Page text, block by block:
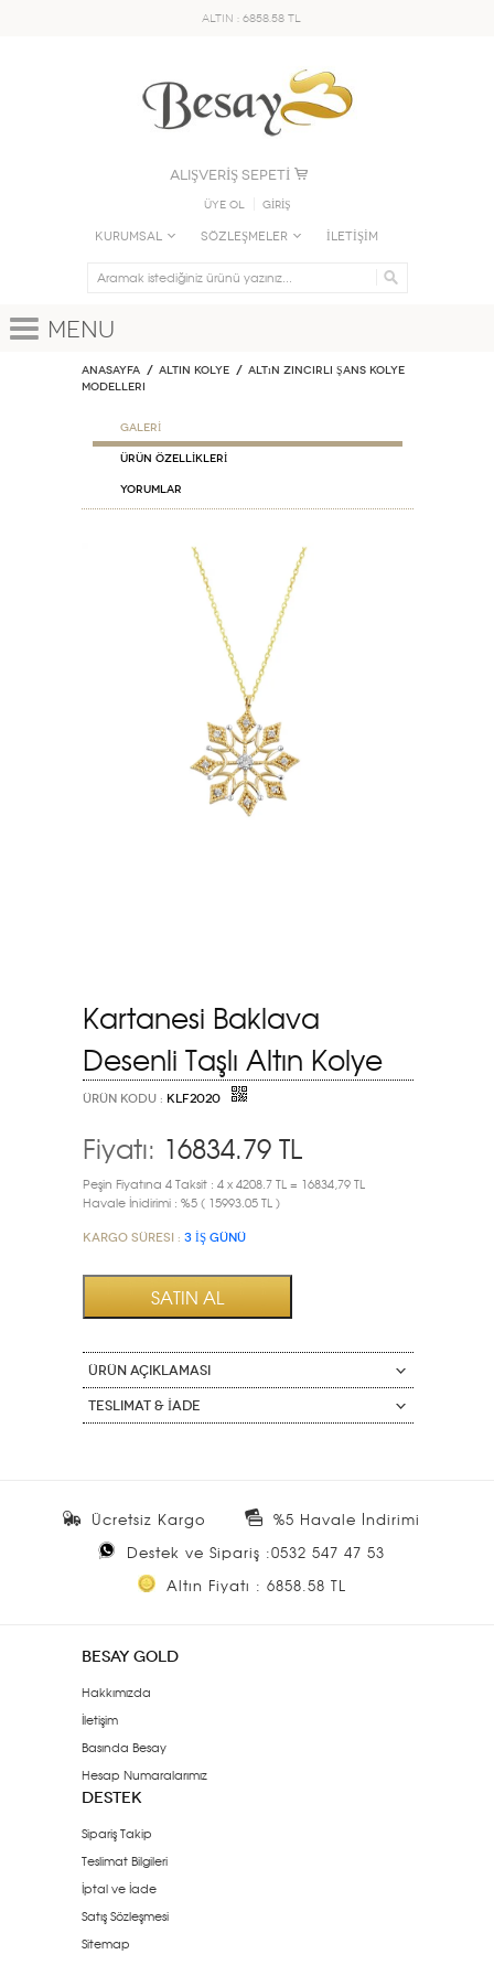
ALTIN : 6858.58 TL
ALIŞVERİŞ SEPETİ
Üye Ol GİRİŞ
KURUMSAL SÖZLEŞMELER İLETİŞİM
Menu
Anasayfa ALTIN KOLYE
Altın Zincirli Şans Kolye
Modelleri
GALERİ
ÜRÜN ÖZELLİKLERİ
Yorumlar
Kartanesi Baklava
Desenli Taşlı Altın Kolye
ÜRÜN KODU : KLF2020
Fiyatı: 16834.79 TL
Peşin Fiyatına 4 Taksit : 4 x 4208.7 TL = 16834,79 TL
Havale İnidirimi : %5 ( 15993.05 TL )
Kargo Süresi : 3 İŞ GÜNÜ
ÜRÜN AÇIKLAMASI
Teslimat & İade
Ücretsiz Kargo
%5 Havale İndirimi
Destek ve Sipariş :0532 547 47 53
Altın Fiyatı : 6858.58 TL
BESAY GOLD
Hakkımızda
İletişim
Basında Besay
Hesap Numaralarımız
DESTEK
Sipariş Takip
Teslimat Bilgileri
İptal ve İade
Satış Sözleşmesi
Sitemap